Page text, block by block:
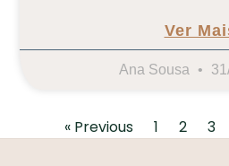
Ver
Ana Sousa
« Previous 1 2 3